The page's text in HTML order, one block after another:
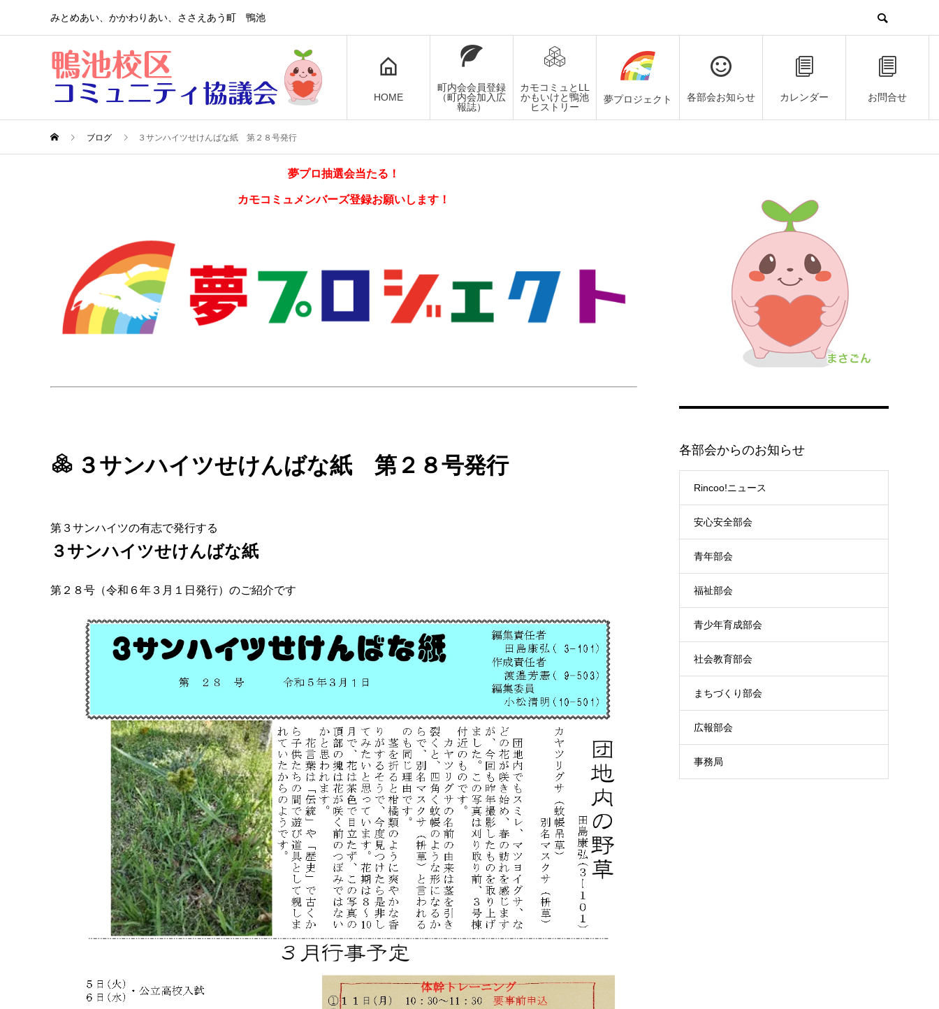
みとめあい、かかわりあい、ささえあう町 鴨池
HOME
町内会会員登録
（町内会加入広
報誌）
カモコミュとLL
かもいけと鴨池
ヒストリー
夢プロジェクト 各部会お知らせ カレンダー お問合せ
ブログ ３サンハイツせけんばな紙 第２８号発行
夢プロ抽選会当たる！
カモコミュメンバーズ登録お願いします！
３サンハイツせけんばな紙 第２８号発行
第３サンハイツの有志で発行する
３サンハイツせけんばな紙
第２８号（令和６年３月１日発行）のご紹介です
各部会からのお知らせ
Rincoo!ニュース
安心安全部会
青年部会
福祉部会
青少年育成部会
社会教育部会
まちづくり部会
広報部会
事務局